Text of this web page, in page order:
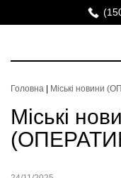
Головна Міські новини
Міські